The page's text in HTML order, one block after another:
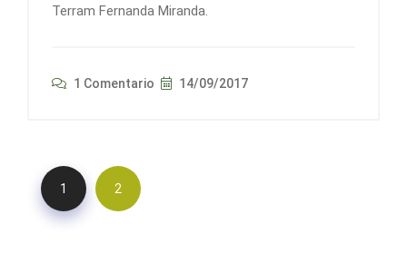
Terram Fernanda Miranda.
1 Comentario 14/09/2017
1 2